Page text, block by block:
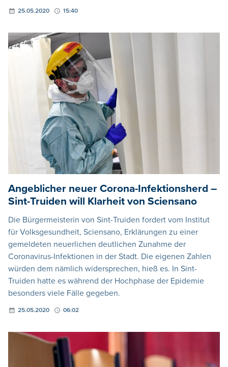
25.05.2020 15:40
Angeblicher neuer Corona-Infektionsherd –
Sint-Truiden will Klarheit von Sciensano
Die Bürgermeisterin von Sint-Truiden fordert vom Institut
für Volksgesundheit, Sciensano, Erklärungen zu einer
gemeldeten neuerlichen deutlichen Zunahme der
Coronavirus-Infektionen in der Stadt. Die eigenen Zahlen
würden dem nämlich widersprechen, hieß es. In Sint-
Truiden hatte es während der Hochphase der Epidemie
besonders viele Fälle gegeben.
25.05.2020 06:02